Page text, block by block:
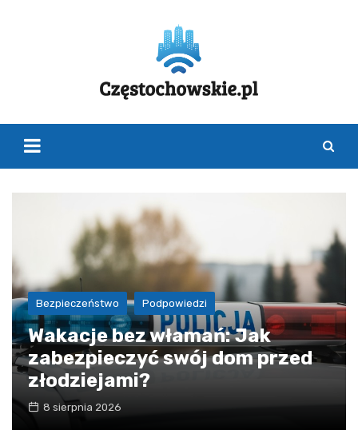
Bezpieczeństwo Podpowiedzi
Wakacje bez włamań: Jak
zabezpieczyć swój dom przed
złodziejami?
8 sierpnia 2026